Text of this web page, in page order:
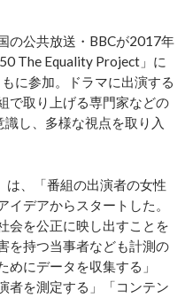
の公共放送・BBCが2017年
The Equality Project」に
に参加。ドラマに出演する
で取り上げる専門家などの
し、多様な視点を取り入
、「番組の出演者の女性
デアからスタートした。
会を公正に映し出すことを
を持つ当事者なども計測の
にデータを収集する」
者を測定する」「コンテン